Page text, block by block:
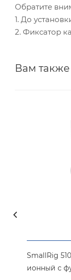
Обратите
1. До
2. Фиксатор
Вам
SmallRig
ионный с